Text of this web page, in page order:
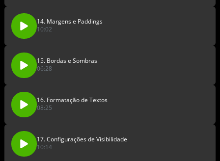
14. Margens e Paddings
10:02
15. Bordas e Sombras
06:28
16. Formatação de Textos
08:25
17. Configurações de Visibilidade
10:14